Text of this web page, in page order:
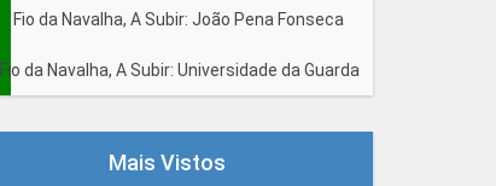
Fio da Navalha, A Subir: João Pena Fonseca
Fio da Navalha, A Subir: Universidade da Guarda
Mais Vistos